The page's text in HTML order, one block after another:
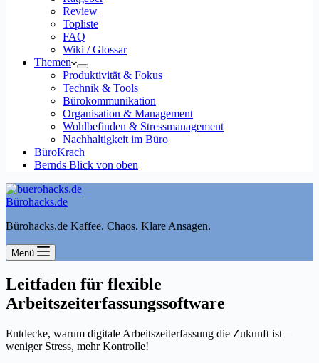
Review
Topliste
FAQ
Wiki / Glossar
Themen
Produktivität & Fokus
Technik & Tools
Bürokommunikation
Organisation & Management
Wohlbefinden & Stressmanagement
Nachhaltigkeit im Büro
BüroKrach
Bernds Blick von oben
Bürohacks.de
Bürohacks.de Kaffee. Chaos. Klare Ansagen.
Menü
Leitfaden für flexible
Arbeitszeiterfassungssoftware
Entdecke, warum digitale Arbeitszeiterfassung die Zukunft ist –
weniger Stress, mehr Kontrolle!